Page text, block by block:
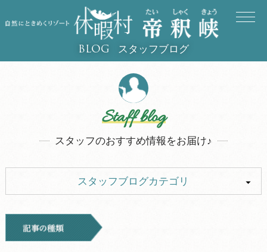
BLOG スタッフブログ
Staff blog
スタッフのおすすめ情報をお届け♪
スタッフブログカテゴリ
キャンプ